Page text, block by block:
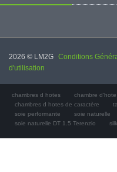
2026 © LM2G Conditions
d'utilisation
chambres d hotes chambre d'hote
chambres d hotes de caractère
soie performante
soie naturelle
soie naturelle DT 1.5 Terenzio